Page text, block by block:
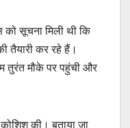
को सूचना मिली थी कि
तैयारी कर रहे हैं।
तुरंत मौके पर पहुंची और
की। बताया जा